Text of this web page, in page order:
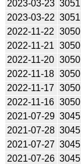
2023-03-23 3051
2023-03-22 3051
2022-11-22 3050
2022-11-21 3050
2022-11-20 3050
2022-11-18 3050
2022-11-17 3050
2022-11-16 3050
2021-07-29 3045
2021-07-28 3045
2021-07-27 3045
2021-07-26 3045